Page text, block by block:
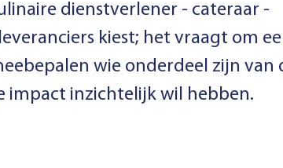
dienstverlener - cateraar -
kiest; het vraagt om
wie onderdeel zijn van
impact inzichtelijk wil hebben.